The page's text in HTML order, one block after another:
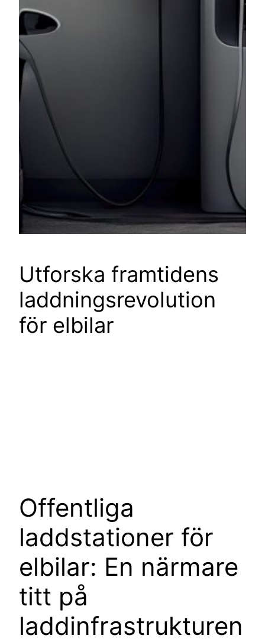
Utforska framtidens
laddningsrevolution
för elbilar
Offentliga
laddstationer för
elbilar: En närmare
titt på
laddinfrastrukturen